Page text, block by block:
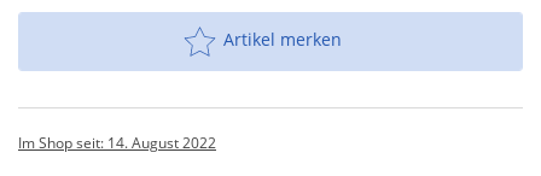
Artikel merken
Im Shop seit: 14. August 2022